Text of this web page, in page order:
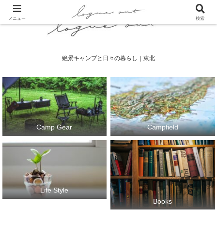
絶景キャンプと日々の暮らし｜東北
Camp Gear Campfield
Life Style
Books
メニュー 検索